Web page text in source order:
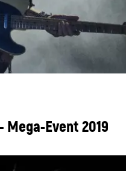
Mega-Event 2019